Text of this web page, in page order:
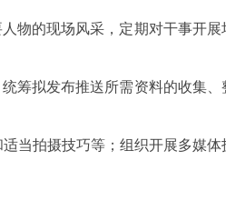
物的现场风采，定期对干事开展
筹拟发布推送所需资料的收集、
当拍摄技巧等；组织开展多媒体